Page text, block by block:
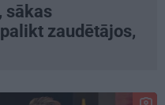
sākas
zaudētājos,